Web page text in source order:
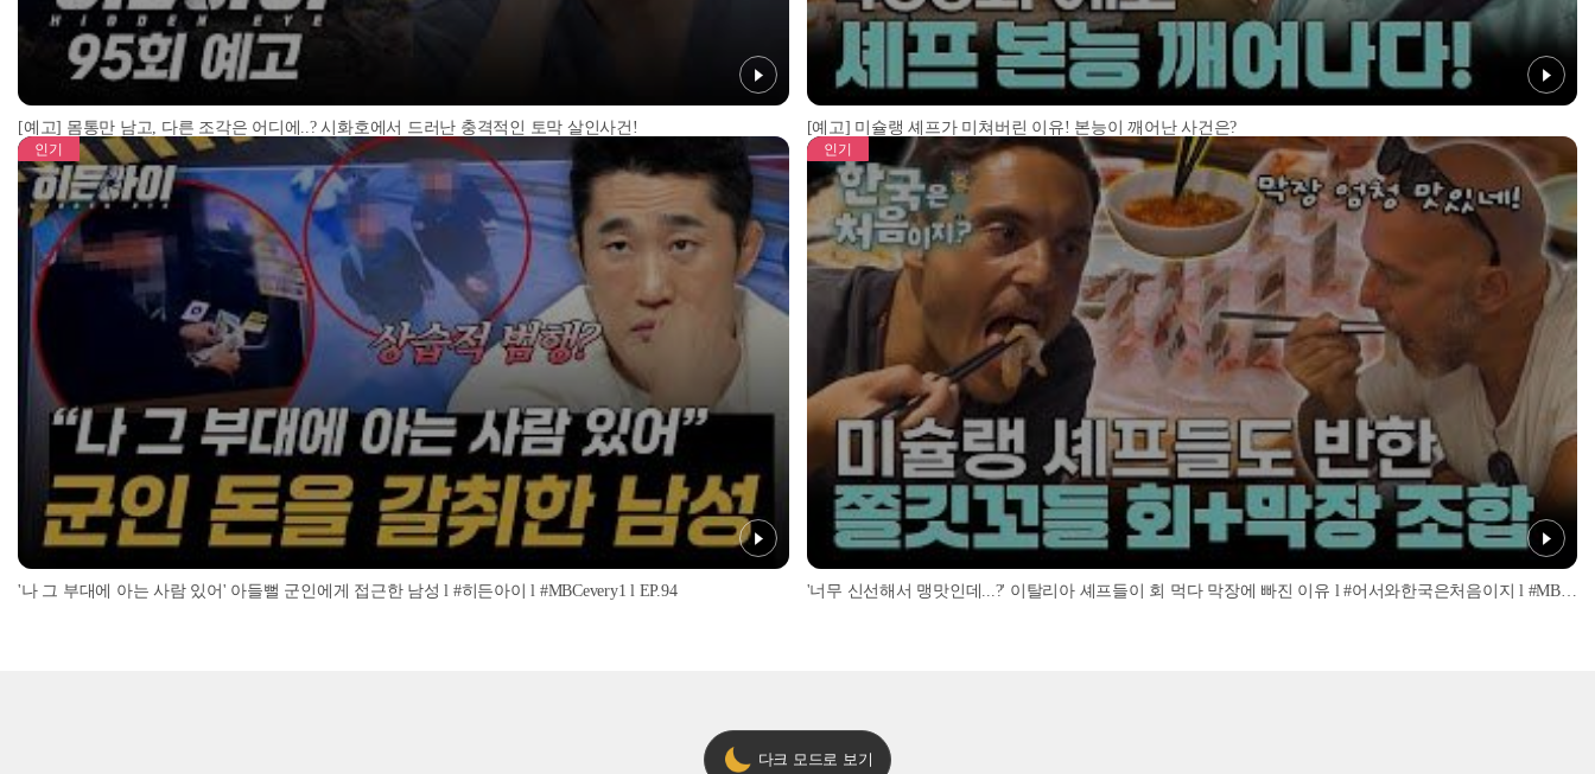
[예고] 몸통만 남고, 다른 조각은 어디에..? 시화호에서 드러난 충격적인 토막 살인사건! [예고] 미슐랭 셰프가 미쳐버린 이유! 본능이 깨어난 사건은?
인기
'나 그 부대에 아는 사람 있어' 아들뻘 군인에게 접근한 남성 l #히든아이 l #MBCevery1 l EP.94
인기
'너무 신선해서 맹맛인데...?' 이탈리아 셰프들이 회 먹다 막장에 빠진 이유 l #어서와한국은처음이지 l #MBCevery1 l EP.437
다크 모드로 보기